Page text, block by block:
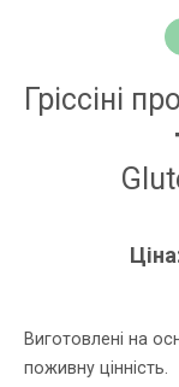
Гріссіні
Виготовлені на
поживну цінність.